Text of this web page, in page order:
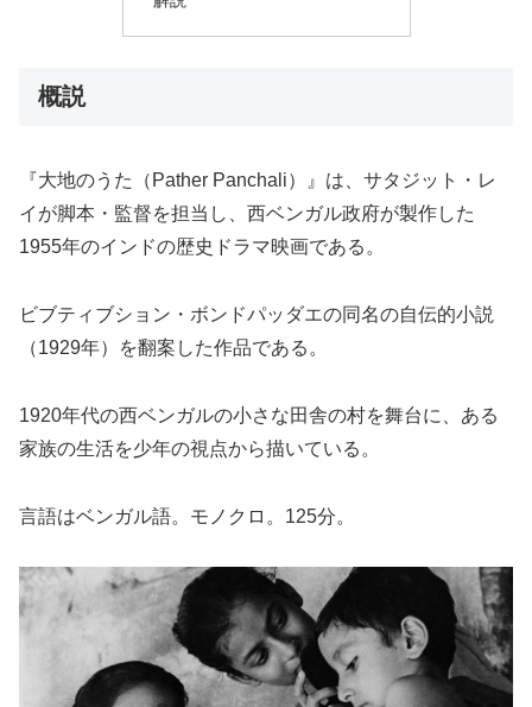
概説
『大地のうた（Pather Panchali）』は、サタジット・レ
イが脚本・監督を担当し、西ベンガル政府が製作した
1955年のインドの歴史ドラマ映画である。
ビブティブション・ボンドパッダエの同名の自伝的小説
（1929年）を翻案した作品である。
1920年代の西ベンガルの小さな田舎の村を舞台に、ある
家族の生活を少年の視点から描いている。
言語はベンガル語。モノクロ。125分。